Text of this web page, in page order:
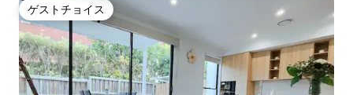
ゲストチョイス
ゲストチョイス